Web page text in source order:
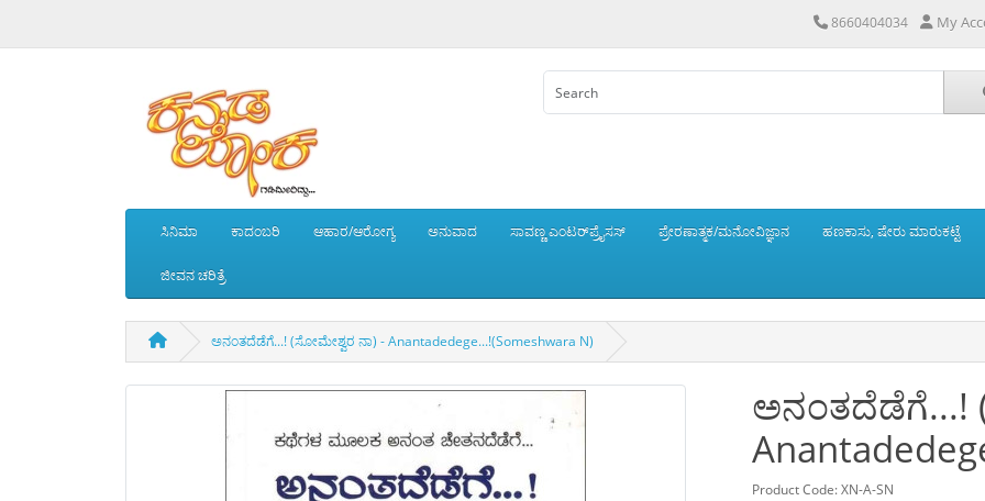
8660404034 My
ಸಿನಿಮಾ ಕಾದಂಬರಿ ಆಹಾರ/ಆರೋಗ್ಯ ಅನುವಾದ ಸಾವಣ್ಣ ಎಂಟರ್‌ಪ್ರೈಸಸ್ ಪ್ರೇರಣಾತ್ಮಕ/ಮನೋವಿಜ್ಞಾನ ಹಣಕಾಸು, ಷೇರು ಮಾರುಕಟ್ಟೆ
ಜೀವನ ಚರಿತ್ರೆ
ಅನಂತದೆಡೆಗೆ...! (ಸೋಮೇಶ್ವರ ನಾ) - Anantadedege...!(Someshwara N)
ಅನಂತದೆಡೆಗೆ...!
Product Code: XN-A-SN